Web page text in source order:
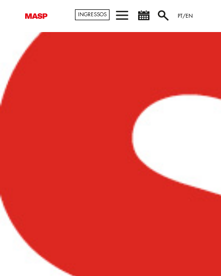
INGRESSOS PT/EN